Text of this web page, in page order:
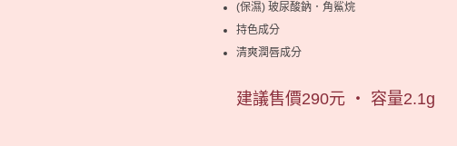
(保濕) 玻尿酸鈉．角鯊烷
持色成分
清爽潤唇成分
建議售價290元 ‧ 容量2.1g